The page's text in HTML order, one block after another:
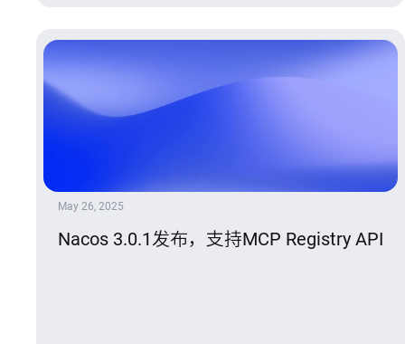
May 26, 2025
Nacos 3.0.1发布，支持MCP Registry API